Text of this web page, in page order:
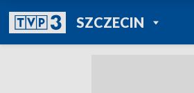
SZCZECINPOWRÓT DO
TVP REGIONY